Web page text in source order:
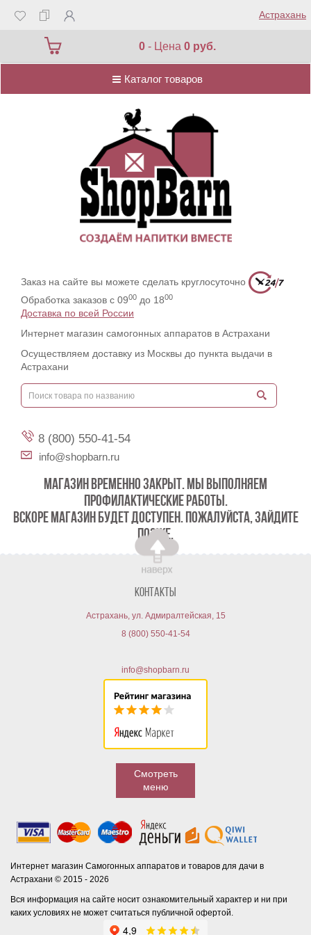
Астрахань
0 - Цена0 руб.
Каталог товаров
Каталог товаров
Заказ на сайте вы можете сделать круглосуточно
Обработка заказов с 0900 до 1800
Доставка по всей России
Интернет магазин самогонных аппаратов в Астрахани
Осуществляем доставку из Москвы до пункта выдачи в
Астрахани
8 (800) 550-41-54
info@shopbarn.ru
МАГАЗИН ВРЕМЕННО ЗАКРЫТ. МЫ ВЫПОЛНЯЕМ
ПРОФИЛАКТИЧЕСКИЕ РАБОТЫ.
ВСКОРЕ МАГАЗИН БУДЕТ ДОСТУПЕН. ПОЖАЛУЙСТА, ЗАЙДИТЕ
ПОЗЖЕ.
Контакты
Астрахань, ул. Адмиралтейская, 15
8 (800) 550-41-54
info@shopbarn.ru
Смотреть
меню
Интернет магазин Самогонных аппаратов и товаров для дачи в
Астрахани © 2015 - 2026
Вся информация на сайте носит ознакомительный характер и ни при
каких условиях не может считаться публичной офертой.